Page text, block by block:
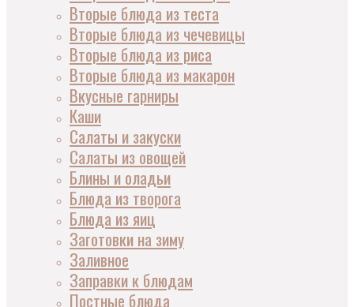
Вторые блюда из теста
Вторые блюда из чечевицы
Вторые блюда из риса
Вторые блюда из макарон
Вкусные гарниры
Каши
Салаты и закуски
Салаты из овощей
Блины и оладьи
Блюда из творога
Блюда из яиц
Заготовки на зиму
Заливное
Заправки к блюдам
Постные блюда